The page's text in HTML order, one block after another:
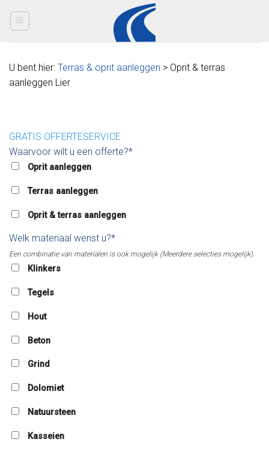
U bent hier: Terras & oprit aanleggen > Oprit & terras
aanleggen Lier
GRATIS OFFERTESERVICE
Waarvoor wilt u een offerte?*
Oprit aanleggen
Terras aanleggen
Oprit & terras aanleggen
Welk materiaal wenst u?*
Een combinatie van materialen is ook mogelijk (Meerdere selecties mogelijk).
Klinkers
Tegels
Hout
Beton
Grind
Dolomiet
Natuursteen
Kasseien